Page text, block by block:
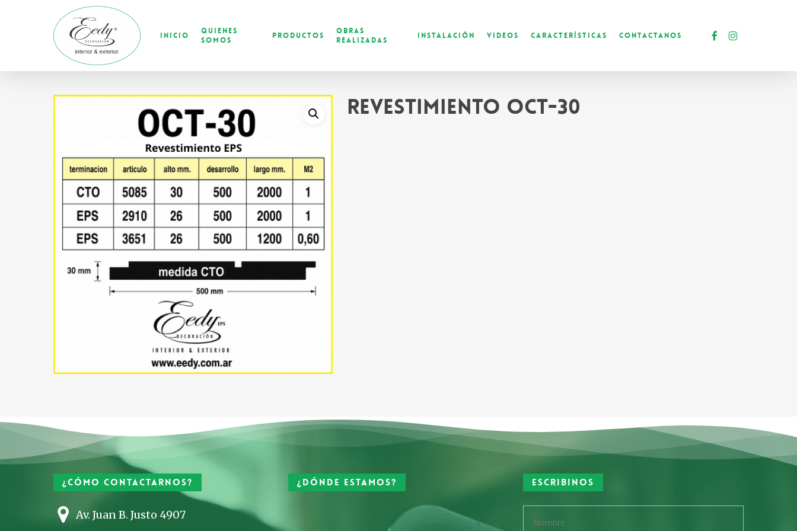
Inicio
Quienes
Somos
Productos
Obras
Realizadas
Instalación Videos Características Contactanos facebook
instagram
Revestimiento OCT-30
¿Cómo contactarnos?
Av. Juan B. Justo 4907
¿Dónde estamos? Escribinos